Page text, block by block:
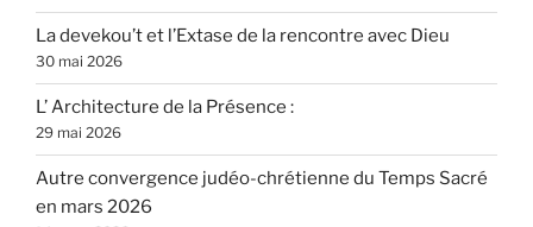
La devekou’t et l’Extase de la rencontre avec Dieu
30 mai 2026
L’ Architecture de la Présence :
29 mai 2026
Autre convergence judéo-chrétienne du Temps Sacré
en mars 2026